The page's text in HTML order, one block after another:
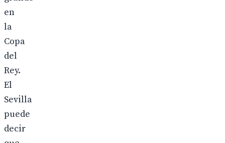
en
la
Copa
del
Rey.
El
Sevilla
puede
decir